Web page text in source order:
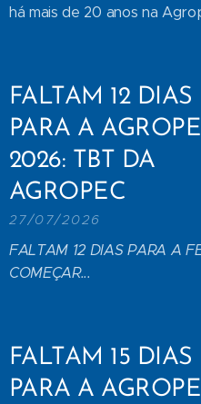
há mais de 20 anos na
FALTAM 12 DIAS
PARA A
2026: TBT DA
AGROPEC
27/07/2026
FALTAM 12 DIAS PARA A
COMEÇAR...
FALTAM 15 DIAS
PARA A